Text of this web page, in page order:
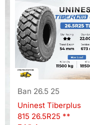
Ban 26.5 25
Uninest Tiberplus
815 26.5R25 **